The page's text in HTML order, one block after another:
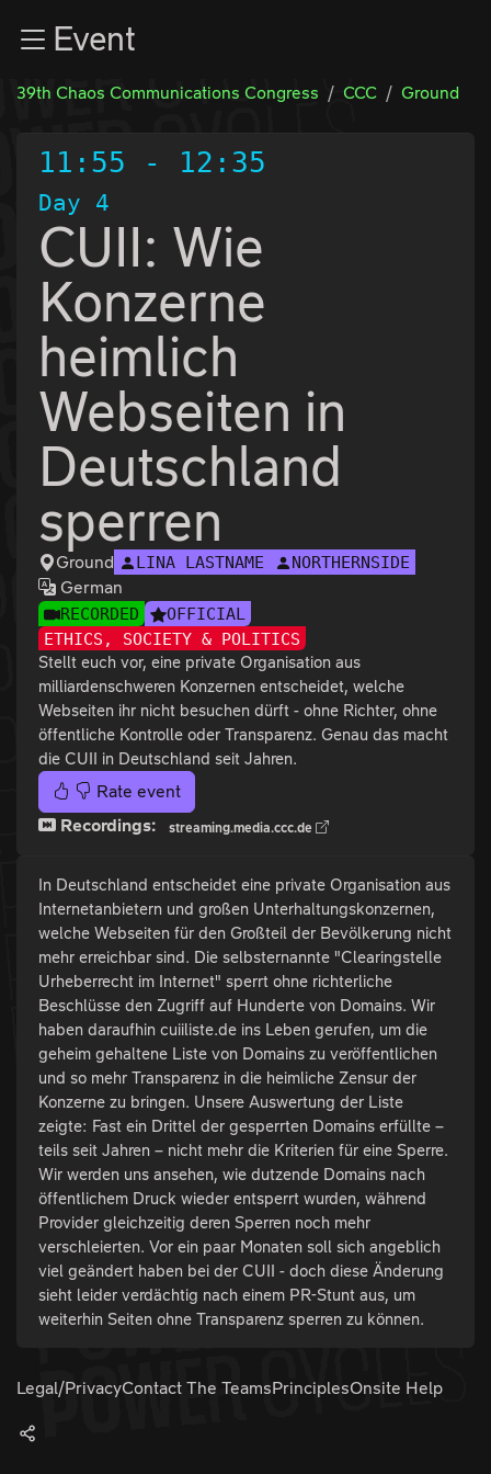
Zum InhaltEvent
39th Chaos Communications Congress CCC Ground
11:55 - 12:35
Day 4
CUII: Wie
Konzerne
heimlich
Webseiten in
Deutschland
sperren
Ground LINA LASTNAME NORTHERNSIDE
German
RECORDED
OFFICIAL
ETHICS, SOCIETY & POLITICS
Stellt euch vor, eine private Organisation aus
milliardenschweren Konzernen entscheidet, welche
Webseiten ihr nicht besuchen dürft - ohne Richter, ohne
öffentliche Kontrolle oder Transparenz. Genau das macht
die CUII in Deutschland seit Jahren.
Rate event
Recordings:
streaming.media.ccc.de
In Deutschland entscheidet eine private Organisation aus
Internetanbietern und großen Unterhaltungskonzernen,
welche Webseiten für den Großteil der Bevölkerung nicht
mehr erreichbar sind. Die selbsternannte "Clearingstelle
Urheberrecht im Internet" sperrt ohne richterliche
Beschlüsse den Zugriff auf Hunderte von Domains. Wir
haben daraufhin cuiiliste.de ins Leben gerufen, um die
geheim gehaltene Liste von Domains zu veröffentlichen
und so mehr Transparenz in die heimliche Zensur der
Konzerne zu bringen. Unsere Auswertung der Liste
zeigte: Fast ein Drittel der gesperrten Domains erfüllte –
teils seit Jahren – nicht mehr die Kriterien für eine Sperre.
Wir werden uns ansehen, wie dutzende Domains nach
öffentlichem Druck wieder entsperrt wurden, während
Provider gleichzeitig deren Sperren noch mehr
verschleierten. Vor ein paar Monaten soll sich angeblich
viel geändert haben bei der CUII - doch diese Änderung
sieht leider verdächtig nach einem PR-Stunt aus, um
weiterhin Seiten ohne Transparenz sperren zu können.
Legal/PrivacyContact The TeamsPrinciplesOnsite Help